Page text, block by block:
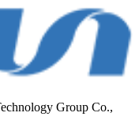
Group Co.,